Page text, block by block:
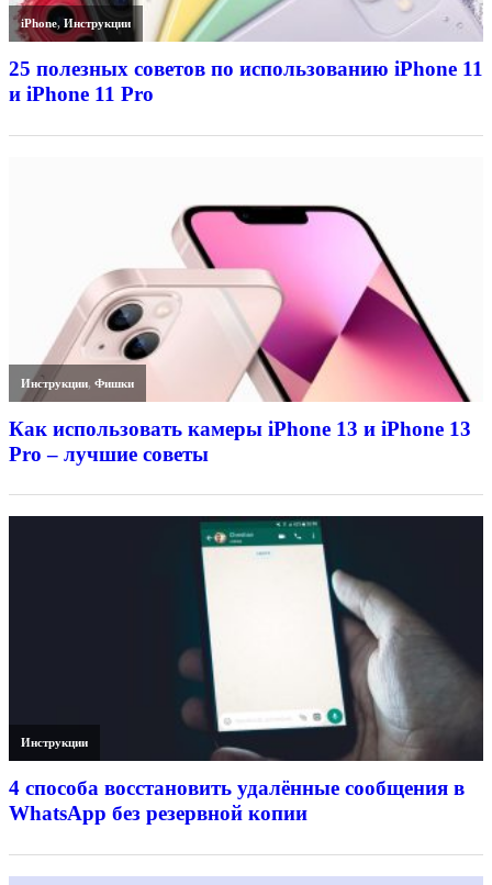
iPhone,Инструкции
25 полезных советов по использованию iPhone 11
и iPhone 11 Pro
Инструкции,Фишки
Как использовать камеры iPhone 13 и iPhone 13
Pro – лучшие советы
Инструкции
4 способа восстановить удалённые сообщения в
WhatsApp без резервной копии